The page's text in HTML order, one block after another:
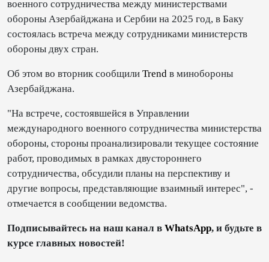
военного сотрудничества между министерствами
обороны Азербайджана и Сербии на 2025 год, в Баку
состоялась встреча между сотрудниками министерств
обороны двух стран.
Об этом во вторник сообщили Trend в минобороны
Азербайджана.
"На встрече, состоявшейся в Управлении
международного военного сотрудничества министерства
обороны, стороны проанализировали текущее состояние
работ, проводимых в рамках двустороннего
сотрудничества, обсудили планы на перспективу и
другие вопросы, представляющие взаимный интерес", -
отмечается в сообщении ведомства.
Подписывайтесь на наш канал в WhatsApp, и будьте в
курсе главных новостей!